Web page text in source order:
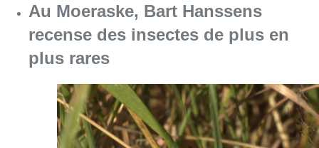
Au Moeraske, Bart Hanssens
recense des insectes de plus en
plus rares